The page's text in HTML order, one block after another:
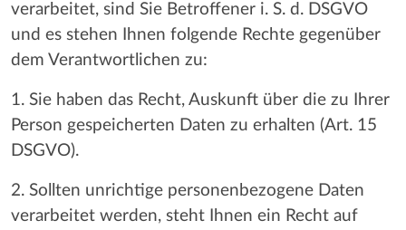
verarbeitet, sind Sie Betroffener i. S. d. DSGVO
und es stehen Ihnen folgende Rechte gegenüber
dem Verantwortlichen zu:
1. Sie haben das Recht, Auskunft über die zu Ihrer
Person gespeicherten Daten zu erhalten (Art. 15
DSGVO).
2. Sollten unrichtige personenbezogene Daten
verarbeitet werden, steht Ihnen ein Recht auf